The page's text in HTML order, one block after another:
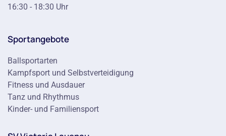
16:30 - 18:30 Uhr
Sportangebote
Ballsportarten
Kampfsport und Selbstverteidigung
Fitness und Ausdauer
Tanz und Rhythmus
Kinder- und Familiensport